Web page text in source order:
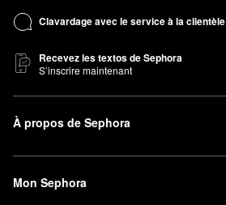
Clavardage avec le service à la clientèle
Recevez les textos de Sephora
S’inscrire maintenant
À propos de Sephora
Mon Sephora